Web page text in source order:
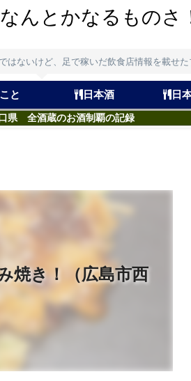
んとかなるものさ
はないけど、足で稼いだ飲食店情報を載せた
と 日本酒 日
県 全酒蔵のお酒制覇の記録
焼き！（広島市西